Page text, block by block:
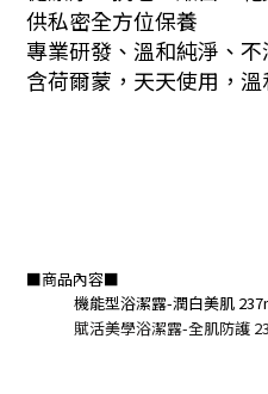
供私密全方位保養
專業研發、溫和純淨、
含荷爾蒙，天天使用，溫
■商品內容■
機能型浴潔露-潤白美肌
賦活美學浴潔露-全肌防護